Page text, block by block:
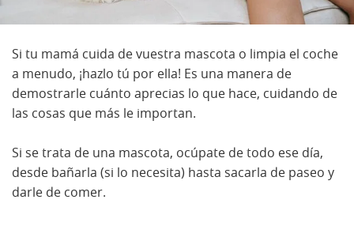
Si tu mamá cuida de vuestra mascota o limpia el coche
a menudo, ¡hazlo tú por ella! Es una manera de
demostrarle cuánto aprecias lo que hace, cuidando de
las cosas que más le importan.
Si se trata de una mascota, ocúpate de todo ese día,
desde bañarla (si lo necesita) hasta sacarla de paseo y
darle de comer.